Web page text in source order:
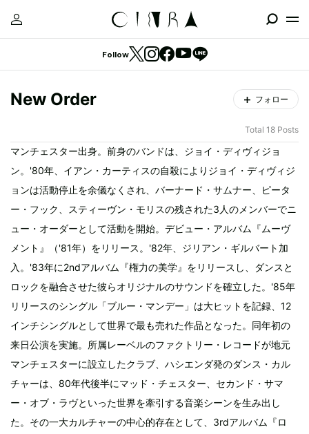
Follow
New Order フォロー
Total 18 Posts
マンチェスター出身。前身のバンドは、ジョイ・ディヴィジョ
ン。'80年、イアン・カーティスの自殺によりジョイ・ディヴィジ
ョンは活動停止を余儀なくされ、バーナード・サムナー、ピータ
ー・フック、スティーヴン・モリスの残された3人のメンバーでニ
ュー・オーダーとして活動を開始。デビュー・アルバム『ムーヴ
メント』（'81年）をリリース。'82年、ジリアン・ギルバート加
入。'83年に2ndアルバム『権力の美学』をリリースし、ダンスと
ロックを融合させた彼らオリジナルのサウンドを確立した。'85年
リリースのシングル「ブルー・マンデー」は大ヒットを記録、12
インチシングルとして世界で最も売れた作品となった。同年初の
来日公演を実施。所属レーベルのファクトリー・レコードが地元
マンチェスターに設立したクラブ、ハシエンダ発のダンス・カル
チャーは、80年代後半にマッド・チェスター、セカンド・サマ
ー・オブ・ラヴといった世界を牽引する音楽シーンを生み出し
た。その一大カルチャーの中心的存在として、3rdアルバム『ロ